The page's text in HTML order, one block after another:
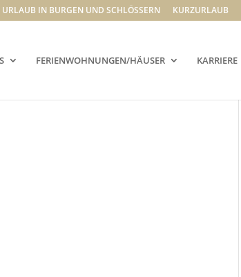
URLAUB IN BURGEN UND SCHLÖSSERN KURZURLAUB
FERIENWOHNUNGEN/HÄUSER KARRIERE